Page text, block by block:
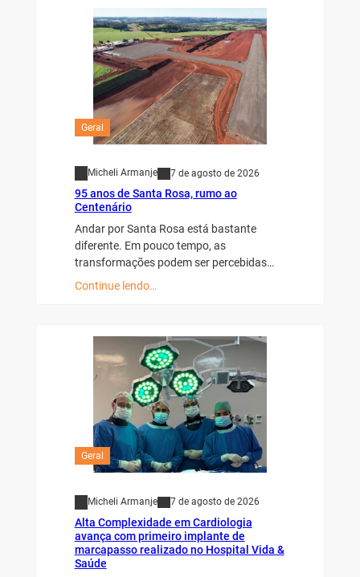
Geral
Micheli Armanje 7 de agosto de 2026
95 anos de Santa Rosa, rumo ao
Centenário
Andar por Santa Rosa está bastante
diferente. Em pouco tempo, as
transformações podem ser percebidas…
Continue lendo…
Geral
Micheli Armanje 7 de agosto de 2026
Alta Complexidade em Cardiologia
avança com primeiro implante de
marcapasso realizado no Hospital Vida &
Saúde